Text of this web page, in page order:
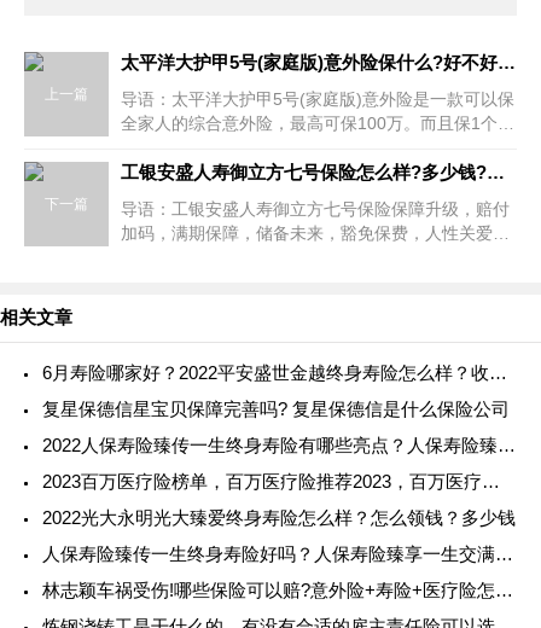
上一篇
太平洋大护甲5号(家庭版)意外险保什么?好不好?5大亮点分析
导语：太平洋大护甲5号(家庭版)意外险是一款可以保
全家人的综合意外险，最高可保100万。而且保1个和
计很人性化。 一、太平洋大护甲
下一篇
工银安盛人寿御立方七号保险怎么样?多少钱?条款+产品优点
导语：工银安盛人寿御立方七号保险保障升级，赔付
加码，满期保障，储备未来，豁免保费，人性关爱，
相关文章
6月寿险哪家好？2022平安盛世金越终身寿险怎么样？收益高吗？
复星保德信星宝贝保障完善吗? 复星保德信是什么保险公司
2022人保寿险臻传一生终身寿险有哪些亮点？人保寿险臻传一生终身寿险条款解读
2023百万医疗险榜单，百万医疗险推荐2023，百万医疗险排行榜最新
2022光大永明光大臻爱终身寿险怎么样？怎么领钱？多少钱
人保寿险臻传一生终身寿险好吗？人保寿险臻享一生交满三年收益
林志颖车祸受伤!哪些保险可以赔?意外险+寿险+医疗险怎么赔